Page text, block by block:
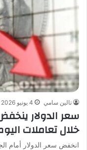
تالين سامي 4 يونيو 2026
سعر الدولار
خلال تعاملات
انخفض سعر الدولار أمام